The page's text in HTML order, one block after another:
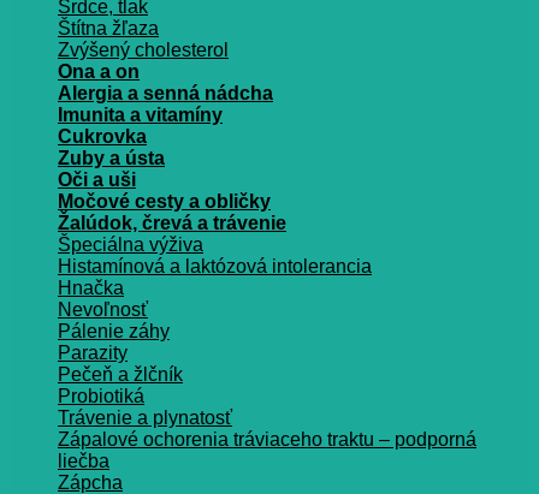
Srdce, tlak
Štítna žľaza
Zvýšený cholesterol
Ona a on
Alergia a senná nádcha
Imunita a vitamíny
Cukrovka
Zuby a ústa
Oči a uši
Močové cesty a obličky
Žalúdok, črevá a trávenie
Špeciálna výživa
Histamínová a laktózová intolerancia
Hnačka
Nevoľnosť
Pálenie záhy
Parazity
Pečeň a žlčník
Probiotiká
Trávenie a plynatosť
Zápalové ochorenia tráviaceho traktu – podporná
liečba
Zápcha